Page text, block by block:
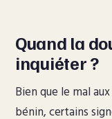
Quand la
inquiéter ?
Bien que le mal
bénin, certains